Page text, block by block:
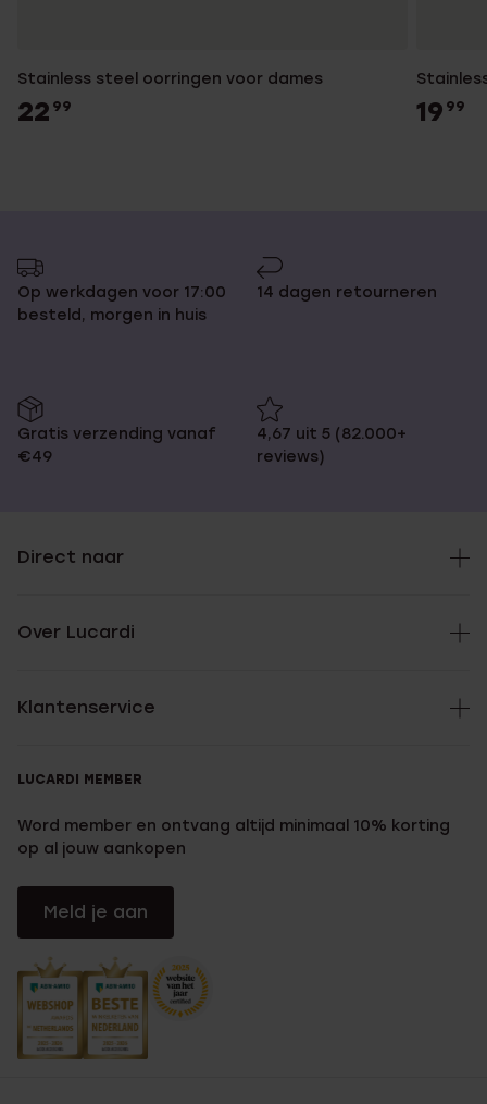
Stainless steel oorringen voor dames
22 99 19 99
Op werkdagen voor 17:00
besteld, morgen in huis
14 dagen retourneren
Gratis verzending vanaf
€49
4,67 uit 5 (82.000+
reviews)
Direct naar
Over Lucardi
Klantenservice
LUCARDI MEMBER
Word member en ontvang altijd minimaal 10% korting
op al jouw aankopen
Meld je aan